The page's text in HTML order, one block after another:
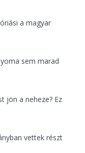
a magyar
sem marad
jön a neheze? Ez
vettek részt